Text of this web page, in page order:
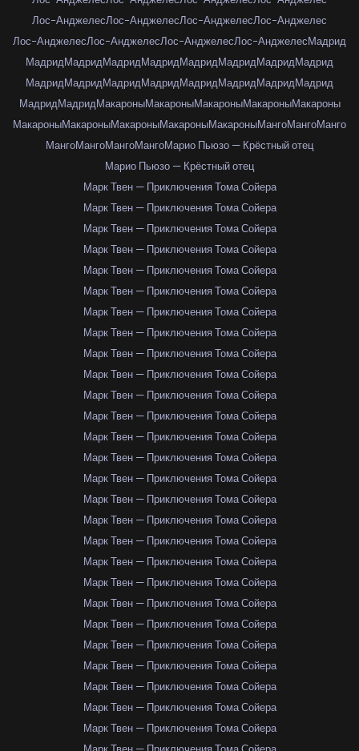
Лос-АнджелесЛос-АнджелесЛос-АнджелесЛос-Анджелес
Лос-АнджелесЛос-АнджелесЛос-АнджелесЛос-АнджелесМадрид
МадридМадридМадридМадридМадридМадридМадридМадрид
МадридМадридМадридМадридМадридМадридМадридМадрид
МадридМадридМакароныМакароныМакароныМакароныМакароны
МакароныМакароныМакароныМакароныМакароныМангоМангоМанго
МангоМангоМангоМангоМарио Пьюзо — Крёстный отец
Марио Пьюзо — Крёстный отец
Марк Твен — Приключения Тома Сойера
Марк Твен — Приключения Тома Сойера
Марк Твен — Приключения Тома Сойера
Марк Твен — Приключения Тома Сойера
Марк Твен — Приключения Тома Сойера
Марк Твен — Приключения Тома Сойера
Марк Твен — Приключения Тома Сойера
Марк Твен — Приключения Тома Сойера
Марк Твен — Приключения Тома Сойера
Марк Твен — Приключения Тома Сойера
Марк Твен — Приключения Тома Сойера
Марк Твен — Приключения Тома Сойера
Марк Твен — Приключения Тома Сойера
Марк Твен — Приключения Тома Сойера
Марк Твен — Приключения Тома Сойера
Марк Твен — Приключения Тома Сойера
Марк Твен — Приключения Тома Сойера
Марк Твен — Приключения Тома Сойера
Марк Твен — Приключения Тома Сойера
Марк Твен — Приключения Тома Сойера
Марк Твен — Приключения Тома Сойера
Марк Твен — Приключения Тома Сойера
Марк Твен — Приключения Тома Сойера
Марк Твен — Приключения Тома Сойера
Марк Твен — Приключения Тома Сойера
Марк Твен — Приключения Тома Сойера
Марк Твен — Приключения Тома Сойера